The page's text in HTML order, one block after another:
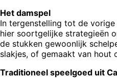
Het damspel
In tergenstelling tot de
hier soortgelijke strategieën
de stukken gewoonlijk
slakjes, of gemaakt van hout
Traditioneel speelgoed uit